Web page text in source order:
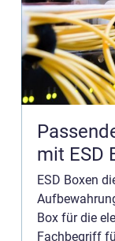
mit ESD
ESD Boxen
Box für die
Fachbegriff